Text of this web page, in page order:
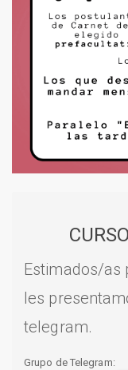
Estimados/as
les
telegram.
Grupo de Telegram: